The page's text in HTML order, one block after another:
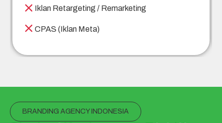
Iklan Retargeting / Remarketing
CPAS (Iklan Meta)
BRANDING AGENCY INDONESIA